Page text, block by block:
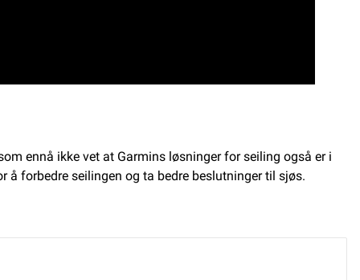
ennå ikke vet at Garmins løsninger for seiling også er i
å forbedre seilingen og ta bedre beslutninger til sjøs.